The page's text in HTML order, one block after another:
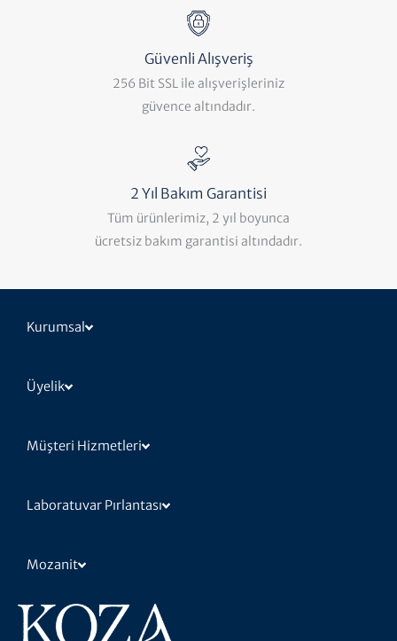
Güvenli Alışveriş
256 Bit SSL ile alışverişleriniz
güvence altındadır.
2 Yıl Bakım Garantisi
Tüm ürünlerimiz, 2 yıl boyunca
ücretsiz bakım garantisi altındadır.
Kurumsal
Üyelik
Müşteri Hizmetleri
Laboratuvar Pırlantası
Mozanit